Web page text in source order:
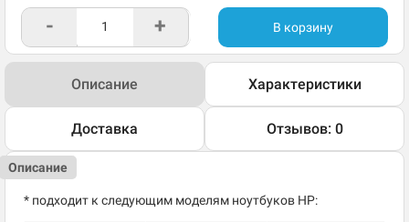
- + В корзину
Описание Характеристики
Доставка Отзывов: 0
Описание
* подходит к следующим моделям ноутбуков HP: